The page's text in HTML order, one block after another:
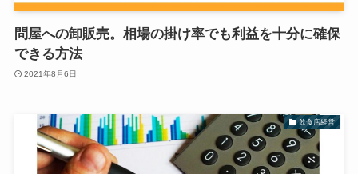
問屋への卸販売。相場の掛け率でも利益を十分に確保
できる方法
2021年8月6日
飲食店経営